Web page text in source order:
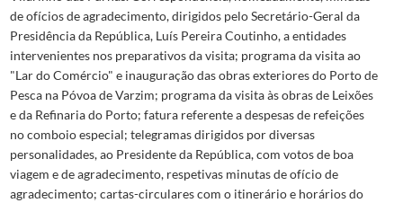
de ofícios de agradecimento, dirigidos pelo Secretário-Geral da
Presidência da República, Luís Pereira Coutinho, a entidades
intervenientes nos preparativos da visita; programa da visita ao
"Lar do Comércio" e inauguração das obras exteriores do Porto de
Pesca na Póvoa de Varzim; programa da visita às obras de Leixões
e da Refinaria do Porto; fatura referente a despesas de refeições
no comboio especial; telegramas dirigidos por diversas
personalidades, ao Presidente da República, com votos de boa
viagem e de agradecimento, respetivas minutas de ofício de
agradecimento; cartas-circulares com o itinerário e horários do